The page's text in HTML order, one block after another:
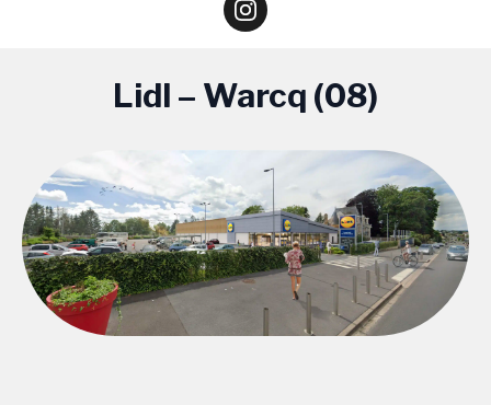
Lidl – Warcq (08)